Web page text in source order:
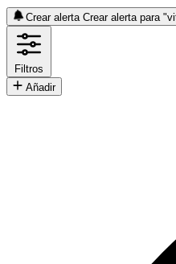
Crear alerta Crear alerta para
Filtros
Añadir